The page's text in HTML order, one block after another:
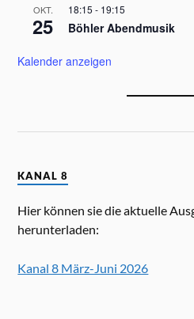
OKT.
25
18:15 - 19:15
Böhler Abendmusik
Kalender anzeigen
KANAL 8
Hier können sie die aktuelle
herunterladen:
Kanal 8 März-Juni 2026